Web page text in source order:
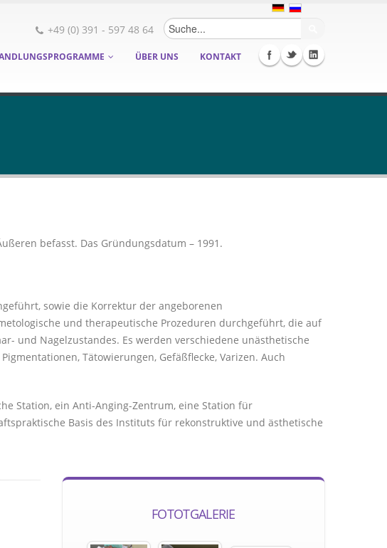
Suchformular
+49 (0) 391 - 597 48 64
ÜBER UNS KONTAKT
befasst. Das Gründungsdatum – 1991.
sowie die Korrektur der angeborenen
und therapeutische Prozeduren durchgeführt, die auf
und Nagelzustandes. Es werden verschiedene unästhetische
Tätowierungen, Gefäßflecke, Varizen. Auch
Station, ein Anti-Anging-Zentrum, eine Station für
Basis des Instituts für rekonstruktive und ästhetische
FOTOTGALERIE